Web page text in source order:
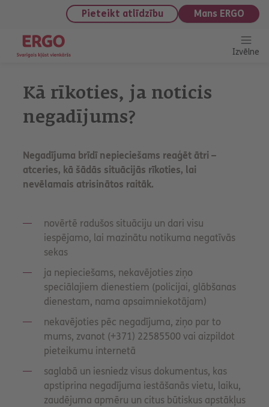
saturu
Pieteikt atlīdzību Mans ERGO
Izvēlne
Kā rīkoties, ja noticis
negadījums?
Negadījuma brīdī nepieciešams reaģēt ātri –
atceries, kā šādās situācijās rīkoties, lai
nevēlamais atrisinātos raitāk.
novērtē radušos situāciju un dari visu
iespējamo, lai mazinātu notikuma negatīvās
sekas
ja nepieciešams, nekavējoties ziņo
speciālajiem dienestiem (policijai, glābšanas
dienestam, nama apsaimniekotājam)
nekavējoties pēc negadījuma, ziņo par to
mums, zvanot (+371) 22585500 vai aizpildot
pieteikumu internetā
saglabā un iesniedz visus dokumentus, kas
apstiprina negadījuma iestāšanās vietu, laiku,
zaudējuma apmēru un citus būtiskus apstākļus